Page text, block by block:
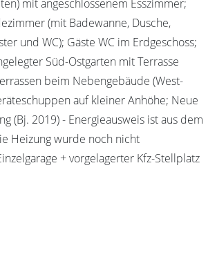
mit angeschlossenem Esszimmer;
(mit Badewanne, Dusche,
und WC); Gäste WC im Erdgeschoss;
Süd-Ostgarten mit Terrasse
beim Nebengebäude (West-
auf kleiner Anhöhe; Neue
(Bj. 2019) - Energieausweis ist aus dem
Heizung wurde noch nicht
+ vorgelagerter Kfz-Stellplatz